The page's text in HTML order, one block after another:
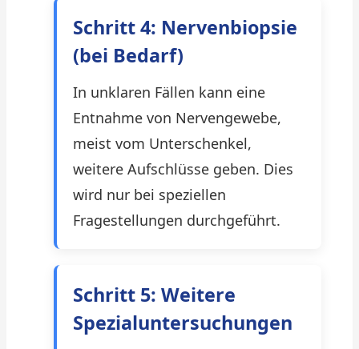
Schritt 4: Nervenbiopsie
(bei Bedarf)
In unklaren Fällen kann eine
Entnahme von Nervengewebe,
meist vom Unterschenkel,
weitere Aufschlüsse geben. Dies
wird nur bei speziellen
Fragestellungen durchgeführt.
Schritt 5: Weitere
Spezialuntersuchungen